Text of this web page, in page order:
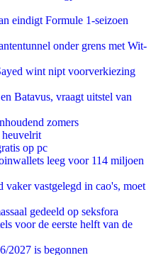
eindigt Formule 1-seizoen
onder grens met Wit-
wint nipt voorverkiezing
Batavus, vraagt uitstel van
zomers
heuvelrit
op pc
leeg voor 114 miljoen
vastgelegd in cao's, moet
gedeeld op seksfora
voor de eerste helft van de
2027 is begonnen